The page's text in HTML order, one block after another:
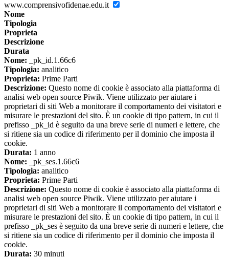
www.comprensivofidenae.edu.it
Nome
Tipologia
Proprieta
Descrizione
Durata
Nome: _pk_id.1.66c6
Tipologia: analitico
Proprieta: Prime Parti
Descrizione: Questo nome di cookie è associato alla piattaforma di
analisi web open source Piwik. Viene utilizzato per aiutare i
proprietari di siti Web a monitorare il comportamento dei visitatori e
misurare le prestazioni del sito. È un cookie di tipo pattern, in cui il
prefisso _pk_id è seguito da una breve serie di numeri e lettere, che
si ritiene sia un codice di riferimento per il dominio che imposta il
cookie.
Durata: 1 anno
Nome: _pk_ses.1.66c6
Tipologia: analitico
Proprieta: Prime Parti
Descrizione: Questo nome di cookie è associato alla piattaforma di
analisi web open source Piwik. Viene utilizzato per aiutare i
proprietari di siti Web a monitorare il comportamento dei visitatori e
misurare le prestazioni del sito. È un cookie di tipo pattern, in cui il
prefisso _pk_ses è seguito da una breve serie di numeri e lettere, che
si ritiene sia un codice di riferimento per il dominio che imposta il
cookie.
Durata: 30 minuti